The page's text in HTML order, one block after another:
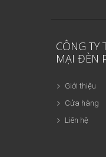
CÔNG TY
MẠI ĐÈN
Giới thiệu
Cửa hàng
Liên hệ